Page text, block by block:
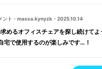
ント ・ massa.kynyzk ・ 2025.10.14
めるオフィスチェアを探し続けてよ
宅で使用するのが楽しみです…！